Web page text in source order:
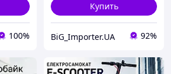
100%
Купить
BiG_Importer.UA 92%